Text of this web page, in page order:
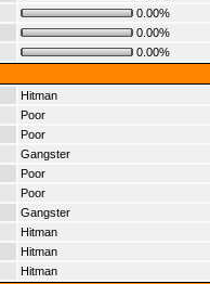
0.00%
0.00%
0.00%
Hitman
Poor
Poor
Gangster
Poor
Poor
Gangster
Hitman
Hitman
Hitman